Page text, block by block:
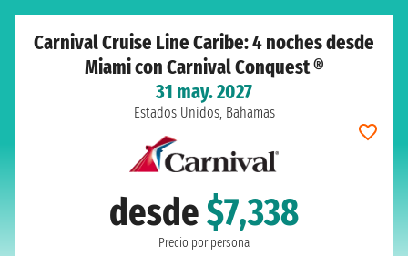
Carnival Cruise Line Caribe: 4 noches desde
Miami con Carnival Conquest ®
31 may. 2027
Estados Unidos, Bahamas
desde$7,338
Precio por persona